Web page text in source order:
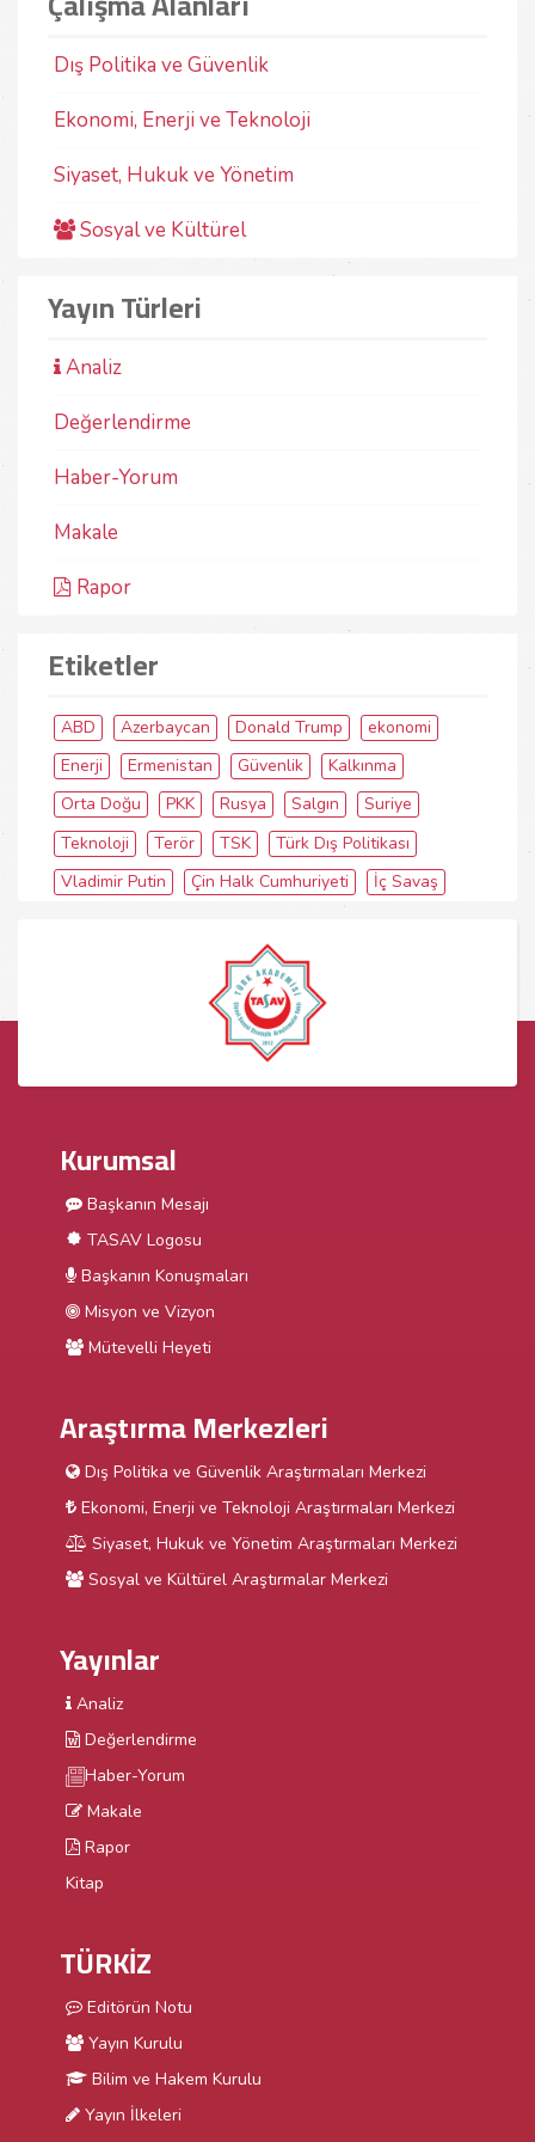
Türkiye’de hayvancılığın dünü, bugünü ve geleceğini
sürdürülebilirlik çerçevesinde politika önerileri
sunan bu kitabın literatüre önemli katkı sunacağına
11-10-2025 Prof. Dr. Zafer Bulut
Dış Politika ve Güvenlik
Ekonomi, Enerji ve Teknoloji
Siyaset, Hukuk ve Yönetim
Sosyal ve Kültürel
Yayın Türleri
Analiz
Değerlendirme
Haber-Yorum
Makale
Rapor
Etiketler
ABD Azerbaycan Donald Trump
ekonomi
Enerji
Ermenistan Güvenlik
Kalkınma
Orta Doğu
PKK Rusya Salgın
Suriye
Teknoloji
Terör TSK
Türk Dış Politikası
Vladimir Putin
Çin Halk Cumhuriyeti İç Savaş
Kurumsal
Başkanın Mesajı
TASAV Logosu
Başkanın Konuşmaları
Misyon ve Vizyon
Mütevelli Heyeti
Araştırma Merkezleri
Dış Politika ve Güvenlik Araştırmaları Merkezi
Ekonomi, Enerji ve Teknoloji Araştırmaları Merkezi
Siyaset, Hukuk ve Yönetim Araştırmaları Merkezi
Sosyal ve Kültürel Araştırmalar Merkezi
Yayınlar
Analiz
Değerlendirme
Haber-Yorum
Makale
Rapor
Kitap
TÜRKİZ
Editörün Notu
Yayın Kurulu
Bilim ve Hakem Kurulu
Yayın İlkeleri